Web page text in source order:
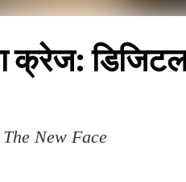
क्रेज:
New Face